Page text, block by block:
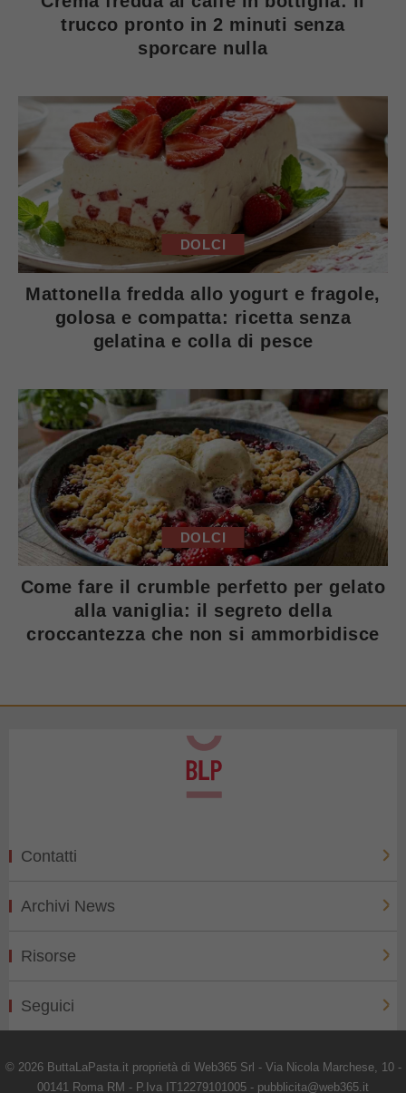
trucco pronto in 2 minuti senza
sporcare nulla
DOLCI
Mattonella fredda allo yogurt e fragole,
golosa e compatta: ricetta senza
gelatina e colla di pesce
DOLCI
Come fare il crumble perfetto per gelato
alla vaniglia: il segreto della
croccantezza che non si ammorbidisce
Contatti
Archivi News
Risorse
Seguici
© 2026 ButtaLaPasta.it proprietà di Web365 Srl - Via Nicola Marchese, 10 -
00141 Roma RM - P.Iva IT12279101005 - pubblicita@web365.it